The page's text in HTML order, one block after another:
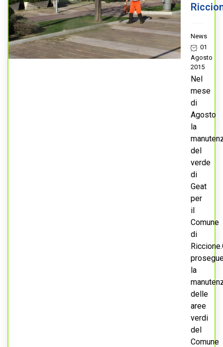
News
01
Agosto
2015
Nel
mese
di
Agosto
la
del
verde
di
Geat
per
il
Comune
di
la
delle
aree
verdi
del
Comune